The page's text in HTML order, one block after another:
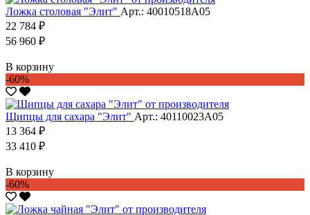
Ложка столовая "Элит" Арт.: 40010518А05
22 784 ₽
56 960 ₽
В корзину
-60%
Щипцы для сахара "Элит" Арт.: 40110023А05
13 364 ₽
33 410 ₽
В корзину
-60%